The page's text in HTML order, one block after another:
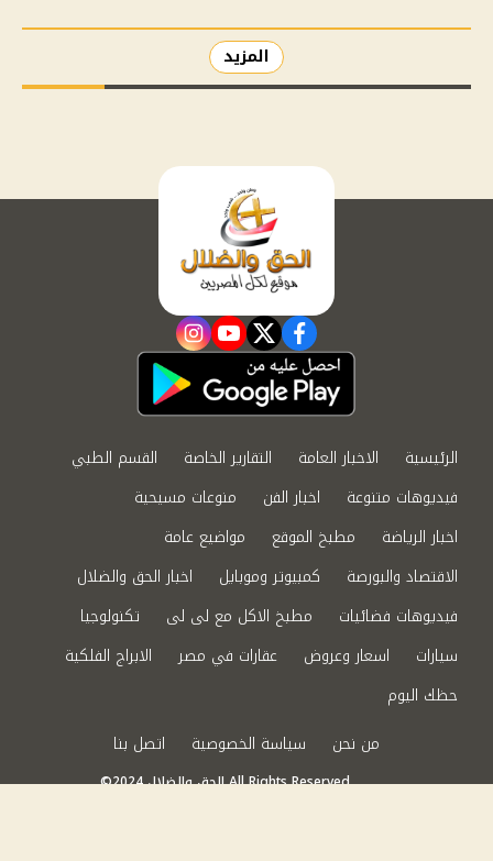
المزيد
facebook
twitter
youtube
instagram
الرئيسية الاخبار العامة التقارير الخاصة
القسم الطبي
فيديوهات متنوعة
اخبار الفن
منوعات مسيحية
اخبار الرياضة
مطبخ الموقع
مواضيع عامة
الاقتصاد والبورصة
كمبيوتر وموبايل
اخبار الحق والضلال
فيديوهات فضائيات
مطبخ الاكل مع لى لى
تكنولوجيا
سيارات
اسعار وعروض عقارات في مصر
الابراج الفلكية
حظك اليوم
من نحن
سياسة الخصوصية اتصل بنا
©2024 الحق والضلال All Rights Reserved.